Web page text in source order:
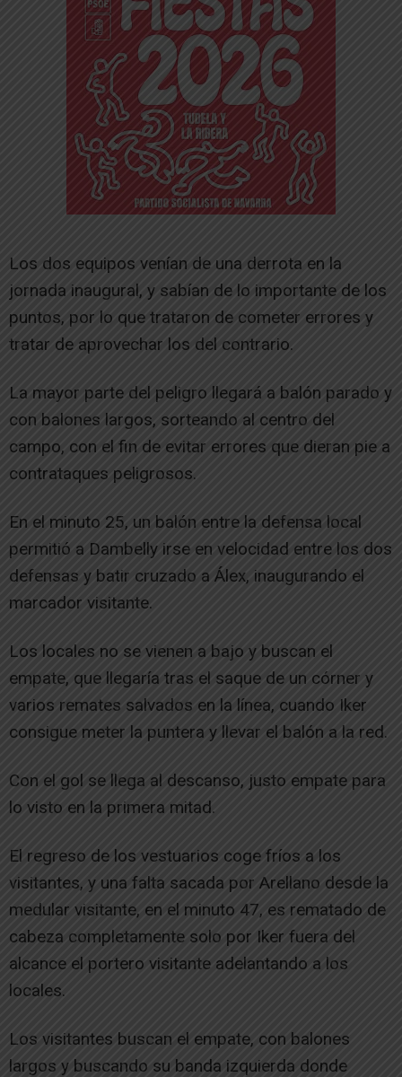
Los dos equipos venían de una derrota en la
jornada inaugural, y sabían de lo importante de los
puntos, por lo que trataron de cometer errores y
tratar de aprovechar los del contrario.
La mayor parte del peligro llegará a balón parado y
con balones largos, sorteando al centro del
campo, con el fin de evitar errores que dieran pie a
contrataques peligrosos.
En el minuto 25, un balón entre la defensa local
permitió a Dambelly irse en velocidad entre los dos
defensas y batir cruzado a Álex, inaugurando el
marcador visitante.
Los locales no se vienen a bajo y buscan el
empate, que llegaría tras el saque de un córner y
varios remates salvados en la línea, cuando Iker
consigue meter la puntera y llevar el balón a la red.
Con el gol se llega al descanso, justo empate para
lo visto en la primera mitad.
El regreso de los vestuarios coge fríos a los
visitantes, y una falta sacada por Arellano desde la
medular visitante, en el minuto 47, es rematado de
cabeza completamente solo por Iker fuera del
alcance el portero visitante adelantando a los
locales.
Los visitantes buscan el empate, con balones
largos y buscando su banda izquierda donde